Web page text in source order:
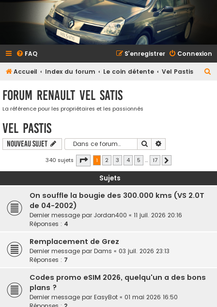
FAQ Connexion
S’enregistrer
Accueil Index du forum Le coin détente Vel Pastis
e
r
Forum Renault VEL SATIS
La référence pour les propriétaires et les passionnés
Vel Pastis
Nouveau sujet Rechercher
340 sujets Page sur
1 2 3 4 5 … 17
Sujets
On souffle la bougie des 300.000 kms (VS 2.0T
de 04-2002)
Dernier message par Jordan400 « 11 juil. 2026 20:16
Réponses : 4
Remplacement de Grez
Dernier message par Dams « 03 juil. 2026 23:13
Réponses : 7
Codes promo eSIM 2026, quelqu'un a des bons
plans ?
Dernier message par EasyBot « 01 mai 2026 16:50